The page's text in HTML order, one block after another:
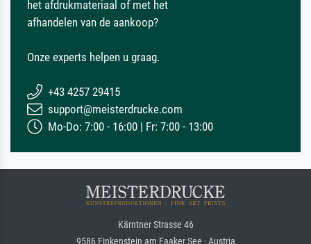
het afdrukmateriaal of met het
afhandelen van de aankoop?
Onze experts helpen u graag.
+43 4257 29415
support@meisterdrucke.com
Mo-Do: 7:00 - 16:00 | Fr: 7:00 - 13:00
Kärntner Strasse 46
9586 Finkenstein am Faaker See · Austria